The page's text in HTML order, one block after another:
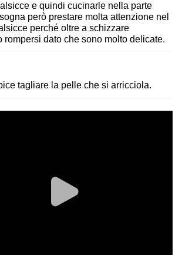
e quindi cucinarle nella parte
però prestare molta attenzione nel
perché oltre a schizzare
rompersi dato che sono molto delicate.
tagliare la pelle che si arricciola.